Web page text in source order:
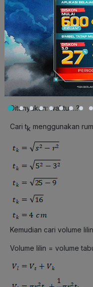
d = 6 cm → r = 3 cm
s = 5 cm
t= 14 cm
Kecepatan lilin terbakar
Ditanyakan: waktu …?
Cari tk menggunakan
Kemudian cari volume
Volume lilin = volume